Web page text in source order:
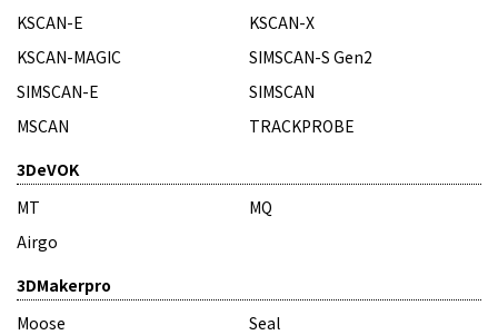
KSCAN-E
KSCAN-X
KSCAN-MAGIC
SIMSCAN-S Gen2
SIMSCAN-E
SIMSCAN
MSCAN
TRACKPROBE
3DeVOK
MT
MQ
Airgo
3DMakerpro
Moose
Seal